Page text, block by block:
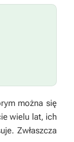
można się
wielu lat, ich
Zwłaszcza